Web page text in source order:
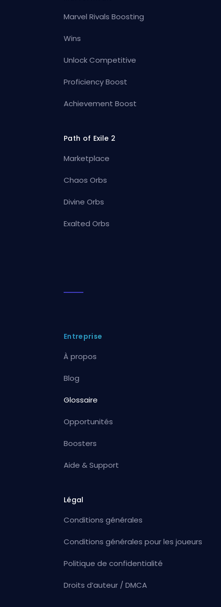
Marvel Rivals Boosting
Wins
Unlock Competitive
Proficiency Boost
Achievement Boost
Path of Exile 2
Marketplace
Chaos Orbs
Divine Orbs
Exalted Orbs
Entreprise
À propos
Blog
Glossaire
Opportunités
Boosters
Aide & Support
Légal
Conditions générales
Conditions générales pour les joueurs
Politique de confidentialité
Droits d’auteur / DMCA